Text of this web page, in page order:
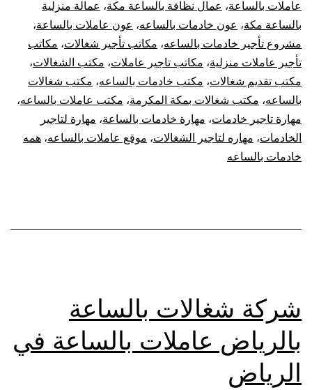
عاملات بالساعة، عمال نظافة بالساعة مكة، عمالة منزلية
بالساعة مكة، عون خادمات بالساعه، عون عاملات بالساعة،
مشروع تأجير خادمات بالساعه، مكاتب تأجير شغالات، مكاتب
تأجير عاملات منزلية، مكاتب تاجير عاملات، مكتب الشغالات،
مكتب تقديم شغالات، مكتب خادمات بالساعه، مكتب شغالات
بالساعه، مكتب شغالات بمكة المكرمة، مكتب عاملات بالساعه،
مهارة تاجير خادمات، مهارة خادمات بالساعة، مهارة لتاجير
الخادمات، مهاره لتاجير الشغالات، موقع عاملات بالساعه، همه
خادمات بالساعه
شركة شغالات بالساعة
بالرياض عاملات بالساعة في
الرياض